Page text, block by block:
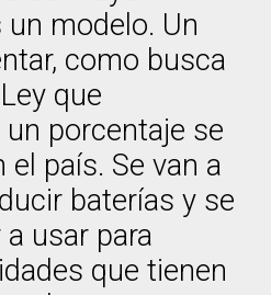
un modelo. Un
como busca
que
porcentaje se
país. Se van a
baterías y se
usar para
que tienen